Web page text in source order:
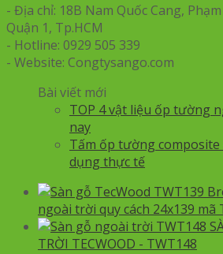
- Địa chỉ: 18B Nam Quốc Cang,
Quận 1, Tp.HCM
- Hotline: 0929 505 339
- Website: Congtysango.com
Bài viết mới
TOP 4 vật liệu ốp tường
nay
Tấm ốp tường
dụng thực tế
ngoài trời quy cách 24x139 mã
TRỜI TECWOOD - TWT148